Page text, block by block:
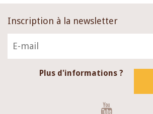
Inscription à la newsletter
Plus d'informations ?